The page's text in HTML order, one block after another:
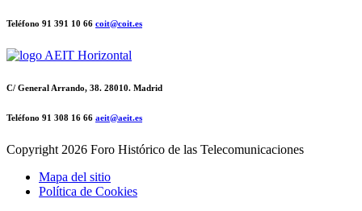
Teléfono 91 391 10 66 coit@coit.es
C/ General Arrando, 38. 28010. Madrid
Teléfono 91 308 16 66 aeit@aeit.es
Copyright 2026 Foro Histórico de las Telecomunicaciones
Mapa del sitio
Política de Cookies